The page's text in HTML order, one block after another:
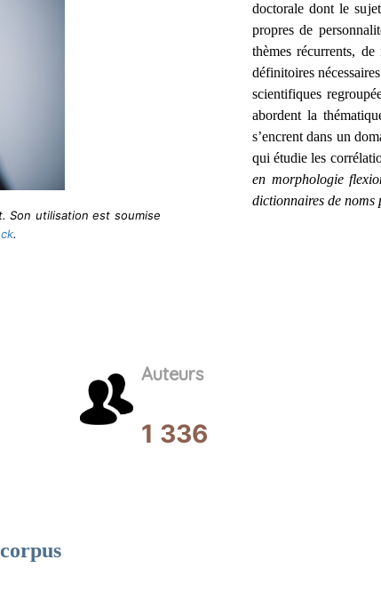
Son utilisation est soumise
.
doctorale dont le
propres de
thèmes récurrents,
définitoires
scientifiques
abordent la
s’encrent dans un
qui étudie les
en morphologie
dictionnaires de noms
Auteurs
1 336